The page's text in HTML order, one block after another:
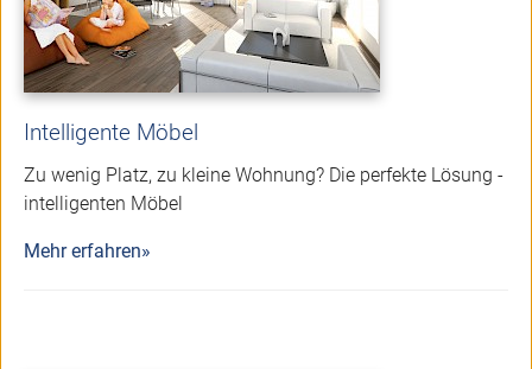
Intelligente Möbel
Zu wenig Platz, zu kleine Wohnung? Die perfekte Lösung -
intelligenten Möbel
Mehr erfahren»